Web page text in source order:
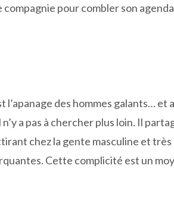
pour combler son
des hommes galants… et
a pas à chercher plus loin. Il
chez la gente masculine et
Cette complicité est un